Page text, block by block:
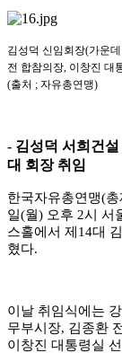
김성덕 신임회장(가운
전 합참의장 이창진 대
(출처 ; 자유총연맹)
- 김성덕 서희건
대 회장 취임
한국자유총연맹(총
일(월) 오후 2시 서
스홀에서 제14대
혔다.
이날 취임식에는
무부시장, 김종환
이창진 대통령실